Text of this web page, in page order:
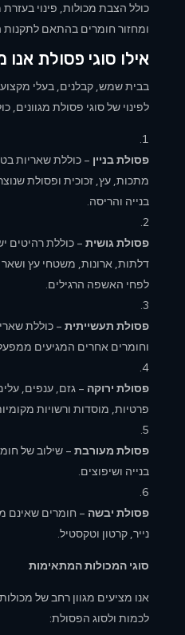
כולל הצבת מכולות, פינוי
ומחזור חומרים בהתאם לתקנות
אילו סוגי פסולת אנו
בבית שמש, קבלנים, בעלי מקצוע
לפינוי של סוגי פסולת מגוונים,
פסולת בניין – כוללת שאריות
מתכות, עץ, זכוכית ופסולת
בנייה והריסה.
פסולת גושית– כוללת רהיטים
דלתות, ארונות, משטחי עץ ושאר
לפחי האשפה הרגילים.
פסולת תעשייתית– כוללת
וחומרים אחרים המגיעים
פסולת ירוקה – גזם, ענפים,
פרטיות, מוסדות ורשויות
פסולת מעורבת– שילוב של
בנייה ושיפוצים.
פסולת יבשה – חומרים שאינם
נייר, קרטון וטקסטיל.
סוגי המכולות המתאימות
אנו מציעים מגוון רחב של
לכמות ולסוג הפסולת: